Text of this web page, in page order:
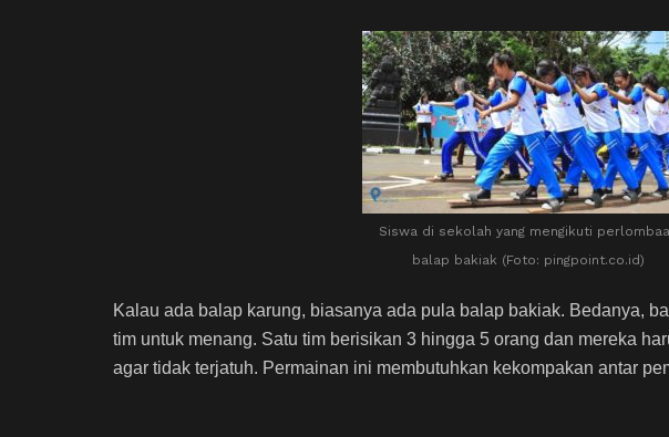
Siswa di sekolah yang mengikuti
balap bakiak (Foto: pingpoint.co.id)
Kalau ada balap karung, biasanya ada pula balap bakiak. Bedanya,
tim untuk menang. Satu tim berisikan 3 hingga 5 orang dan mereka
agar tidak terjatuh. Permainan ini membutuhkan kekompakan antar